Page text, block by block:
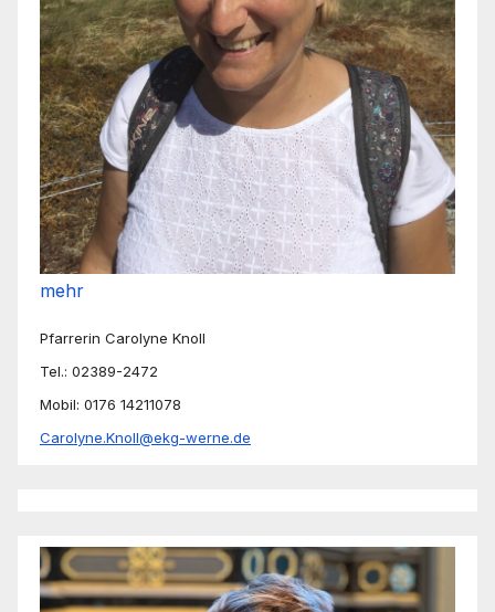
mehr
Pfarrerin Carolyne Knoll
Tel.: 02389-2472
Mobil: 0176 14211078
Carolyne.Knoll@ekg-werne.de